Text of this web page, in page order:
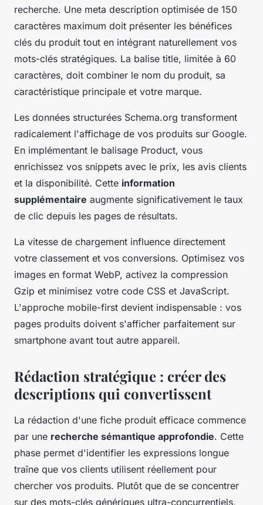
recherche. Une meta description optimisée de 150
caractères maximum doit présenter les bénéfices
clés du produit tout en intégrant naturellement vos
mots-clés stratégiques. La balise title, limitée à 60
caractères, doit combiner le nom du produit, sa
caractéristique principale et votre marque.
Les données structurées Schema.org transforment
radicalement l'affichage de vos produits sur Google.
En implémentant le balisage Product, vous
enrichissez vos snippets avec le prix, les avis clients
et la disponibilité. Cette information
supplémentaire augmente significativement le taux
de clic depuis les pages de résultats.
La vitesse de chargement influence directement
votre classement et vos conversions. Optimisez vos
images en format WebP, activez la compression
Gzip et minimisez votre code CSS et JavaScript.
L'approche mobile-first devient indispensable : vos
pages produits doivent s'afficher parfaitement sur
smartphone avant tout autre appareil.
Rédaction stratégique : créer des
descriptions qui convertissent
La rédaction d'une fiche produit efficace commence
par une recherche sémantique approfondie. Cette
phase permet d'identifier les expressions longue
traîne que vos clients utilisent réellement pour
chercher vos produits. Plutôt que de se concentrer
sur des mots-clés génériques ultra-concurrentiels,